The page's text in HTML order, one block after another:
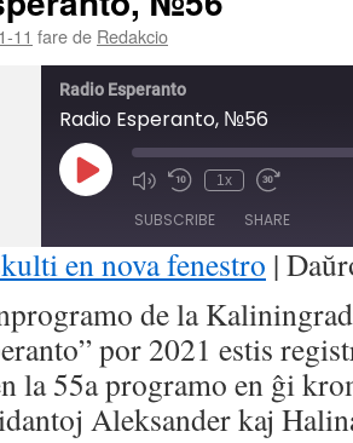
11 fare de Redakcio
Radio Esperanto
Radio Esperanto, №56
Play
Episode Mute/Unmute
Rewind
Seconds
1x
Fast
30
seconds
SUBSCRIBE SHARE
en nova fenestro |
de la
por 2021 estis
la 55a programo en ĝi
Aleksander kaj